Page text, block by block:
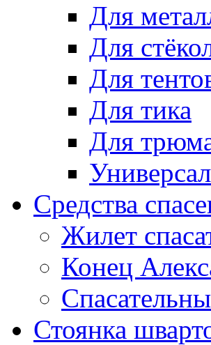
Для
Для
Для
Для тика
Для
Средства
Жилет
Конец
Стоянка